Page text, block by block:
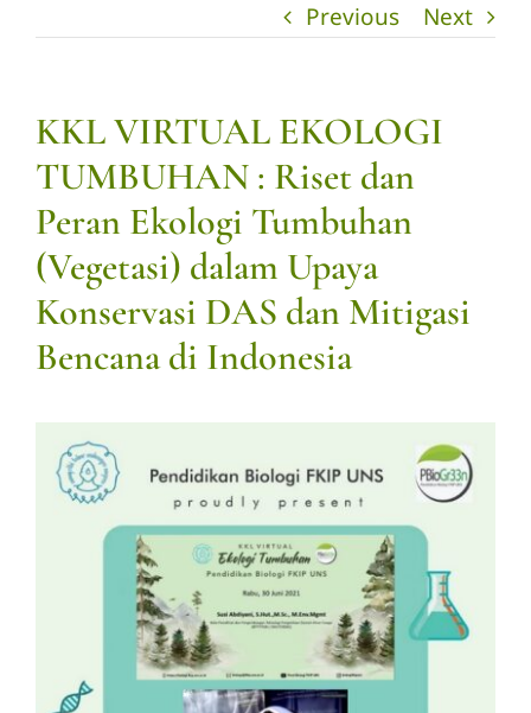
Previous Next
KKL VIRTUAL EKOLOGI
TUMBUHAN : Riset dan
Peran Ekologi Tumbuhan
(Vegetasi) dalam Upaya
Konservasi DAS dan Mitigasi
Bencana di Indonesia